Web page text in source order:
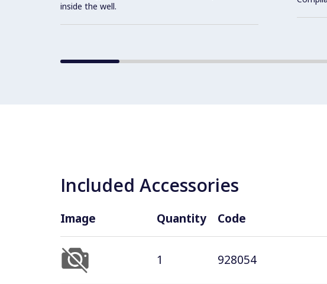
inside the well.
Included Accessories
Image Quantity Code
1 928054